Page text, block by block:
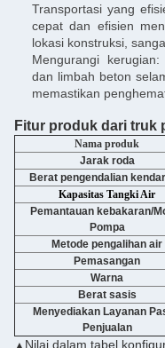
Transportasi yang
cepat dan efisien
lokasi konstruksi,
Mengurangi
dan limbah beton
memastikan
Fitur produk dari truk
Nama produk
Jarak roda
Berat pengendalian
Kapasitas Tangki Air
Pemantauan kebakaran/
Pompa
Metode pengalihan air
Pemasangan
Warna
Berat sasis
Menyediakan Layanan
Penjualan
▲ Nilai dalam tabel